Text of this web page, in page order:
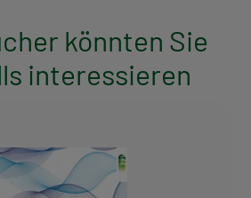
könnten Sie
interessieren